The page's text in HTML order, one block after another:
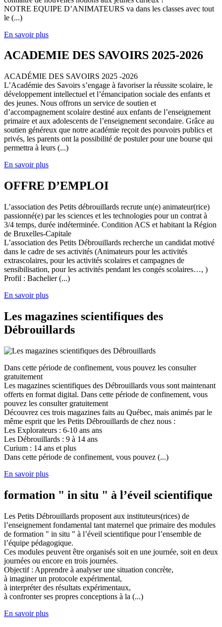
NOTRE EQUIPE D’ANIMATEURS va dans les classes avec tout
le (...)
En savoir plus
ACADEMIE DES SAVOIRS 2025-2026
ACADÉMIE DES SAVOIRS 2025 -2026
L’Académie des Savoirs s’engage à favoriser la réussite scolaire, le
développement intellectuel et l’émancipation sociale des enfants et
des jeunes. Nous offrons un service de soutien et
d’accompagnement scolaire destiné aux enfants de l’enseignement
primaire et aux adolescents de l’enseignement secondaire. Grâce au
soutien généreux que notre académie reçoit des pouvoirs publics et
privés, les parents ont la possibilité de postuler pour une bourse qui
permettra à leurs (...)
En savoir plus
OFFRE D’EMPLOI
L’association des Petits débrouillards recrute un(e) animateur(rice)
passionné(e) par les sciences et les technologies pour un contrat à
3/4 temps, durée indéterminée. Condition ACS et habitant la Région
de Bruxelles-Capitale
L’association des Petits Débrouillards recherche un candidat motivé
dans le cadre de ses activités (Animateurs pour les activités
extrascolaires, pour les activités scolaires et campagnes de
sensibilisation, pour les activités pendant les congés scolaires…, )
Profil : Bachelier (...)
En savoir plus
Les magazines scientifiques des
Débrouillards
Dans cette période de confinement, vous pouvez les consulter
gratuitement
Les magazines scientifiques des Débrouillards vous sont maintenant
offerts en format digital. Dans cette période de confinement, vous
pouvez les consulter gratuitement
Découvrez ces trois magazines faits au Québec, mais animés par le
même esprit que les Petits Débrouillards de chez nous :
Les Explorateurs : 6-10 ans ans
Les Débrouillards : 9 à 14 ans
Curium : 14 ans et plus
Dans cette période de confinement, vous pouvez (...)
En savoir plus
formation " in situ " à l’éveil scientifique
Les Petits Débrouillards proposent aux instituteurs(rices) de
l’enseignement fondamental tant maternel que primaire des modules
de formation " in situ " à l’éveil scientifique pour l’ensemble de
l’équipe pédagogique.
Ces modules peuvent être organisés soit en une journée, soit en deux
journées ou encore en trois journées.
Objectif : Apprendre à analyser une situation concrète,
à imaginer un protocole expérimental,
à interpréter des résultats expérimentaux,
à confronter ses propres conceptions à la (...)
En savoir plus